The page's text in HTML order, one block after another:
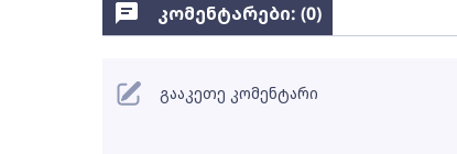
კომენტარები: (0)
გააკეთე კომენტარი